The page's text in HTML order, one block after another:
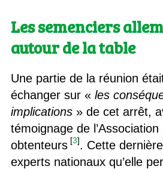
Les semenciers
autour de la table
Une partie de la réunion
échanger sur « les
implications» de cet arrêt,
témoignage de
obtenteurs [3]. Cette
experts nationaux qu’elle